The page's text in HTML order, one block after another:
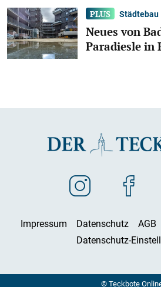
Städtebau
Neues von
Paradiesle in
Impressum Datenschutz AGB
Datenschutz-
© Teckbote